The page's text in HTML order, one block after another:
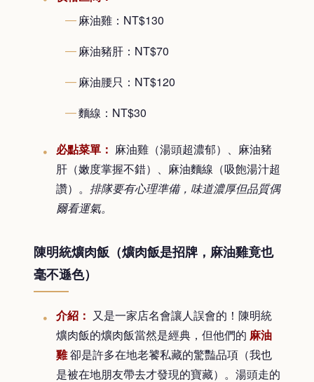
麻油雞：NT$130
麻油豬肝：NT$70
麻油腰只：NT$120
麵線：NT$30
必點菜單： 麻油雞（湯頭超濃郁）、麻油豬
肝（嫩度掌握不錯）、麻油麵線（吸飽湯汁超
讚）。 排隊要有心理準備，味道濃厚但品質偶
爾看運氣。
陳明統爌肉飯（爌肉飯是招牌，麻油雞竟也
毫不遜色）
介紹： 又是一家店名會讓人誤會的！陳明統
爌肉飯的爌肉飯當然是經典，但他們的 麻油
雞卻是許多在地老饕私藏的驚豔品項（我也
是被在地朋友帶去才發現的寶藏）。湯頭走的